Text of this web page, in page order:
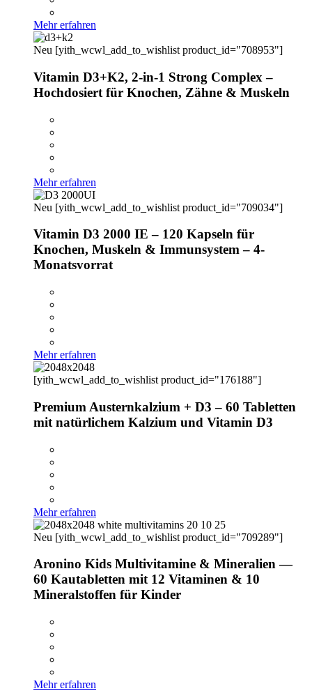
Mehr erfahren
Neu [yith_wcwl_add_to_wishlist product_id="708953"]
Vitamin D3+K2, 2-in-1 Strong Complex –
Hochdosiert für Knochen, Zähne & Muskeln
Mehr erfahren
Neu [yith_wcwl_add_to_wishlist product_id="709034"]
Vitamin D3 2000 IE – 120 Kapseln für
Knochen, Muskeln & Immunsystem – 4-
Monatsvorrat
Mehr erfahren
[yith_wcwl_add_to_wishlist product_id="176188"]
Premium Austernkalzium + D3 – 60 Tabletten
mit natürlichem Kalzium und Vitamin D3
Mehr erfahren
Neu [yith_wcwl_add_to_wishlist product_id="709289"]
Aronino Kids Multivitamine & Mineralien —
60 Kautabletten mit 12 Vitaminen & 10
Mineralstoffen für Kinder
Mehr erfahren